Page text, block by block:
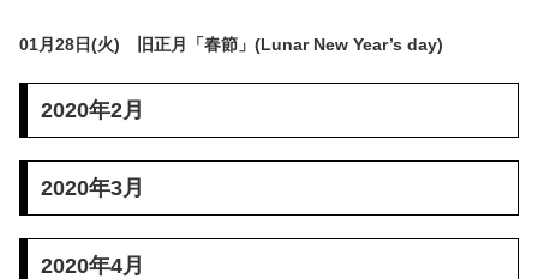
01月28日(火) 旧正月「春節」(Lunar New Year’s day)
2020年2月
2020年3月
2020年4月